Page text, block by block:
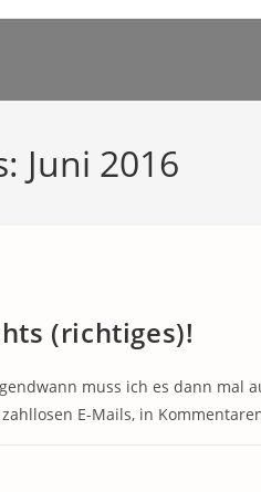
Juni 2016
(richtiges)!
muss ich es dann mal
E-Mails, in